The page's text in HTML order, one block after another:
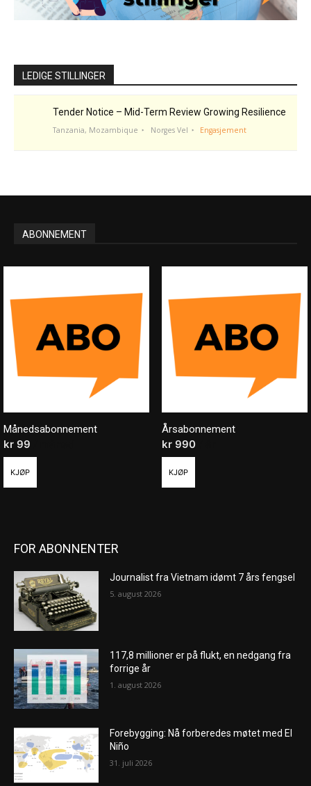
LEDIGE STILLINGER
Tender Notice – Mid-Term Review Growing Resilience
Tanzania, Mozambique Norges Vel Engasjement
ABONNEMENT
Månedsabonnement
kr 99
KJØP
Årsabonnement
kr990
KJØP
FOR ABONNENTER
Journalist fra Vietnam idømt 7 års fengsel
5. august 2026
117,8 millioner er på flukt, en nedgang fra
forrige år
1. august 2026
Forebygging: Nå forberedes møtet med El
Niño
31. juli 2026